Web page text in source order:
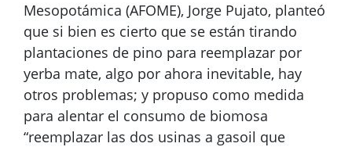
Mesopotámica (AFOME), Jorge Pujato, planteó
que si bien es cierto que se están tirando
plantaciones de pino para reemplazar por
yerba mate, algo por ahora inevitable, hay
otros problemas; y propuso como medida
para alentar el consumo de biomosa
“reemplazar las dos usinas a gasoil que